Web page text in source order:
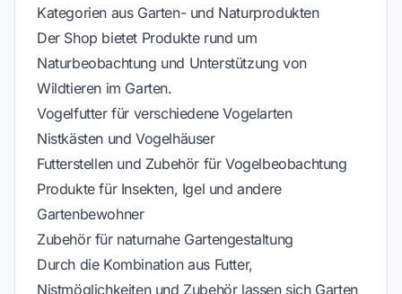
Kategorien aus Garten- und Naturprodukten
Der Shop bietet Produkte rund um
Naturbeobachtung und Unterstützung von
Wildtieren im Garten.
Vogelfutter für verschiedene Vogelarten
Nistkästen und Vogelhäuser
Futterstellen und Zubehör für Vogelbeobachtung
Produkte für Insekten, Igel und andere
Gartenbewohner
Zubehör für naturnahe Gartengestaltung
Durch die Kombination aus Futter,
Nistmöglichkeiten und Zubehör lassen sich Garten